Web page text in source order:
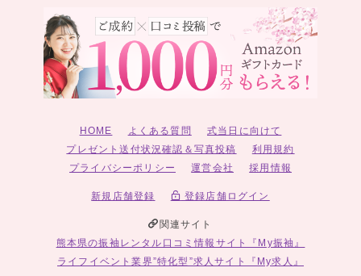
HOME よくある質問
式当日に向けて
プレゼント送付状況確認＆写真投稿
利用規約
プライバシーポリシー
運営会社 採用情報
新規店舗登録 登録店舗ログイン
関連サイト
熊本県の振袖レンタル口コミ情報サイト『My振袖』
ライフイベント業界”特化型”求人サイト『My求人』